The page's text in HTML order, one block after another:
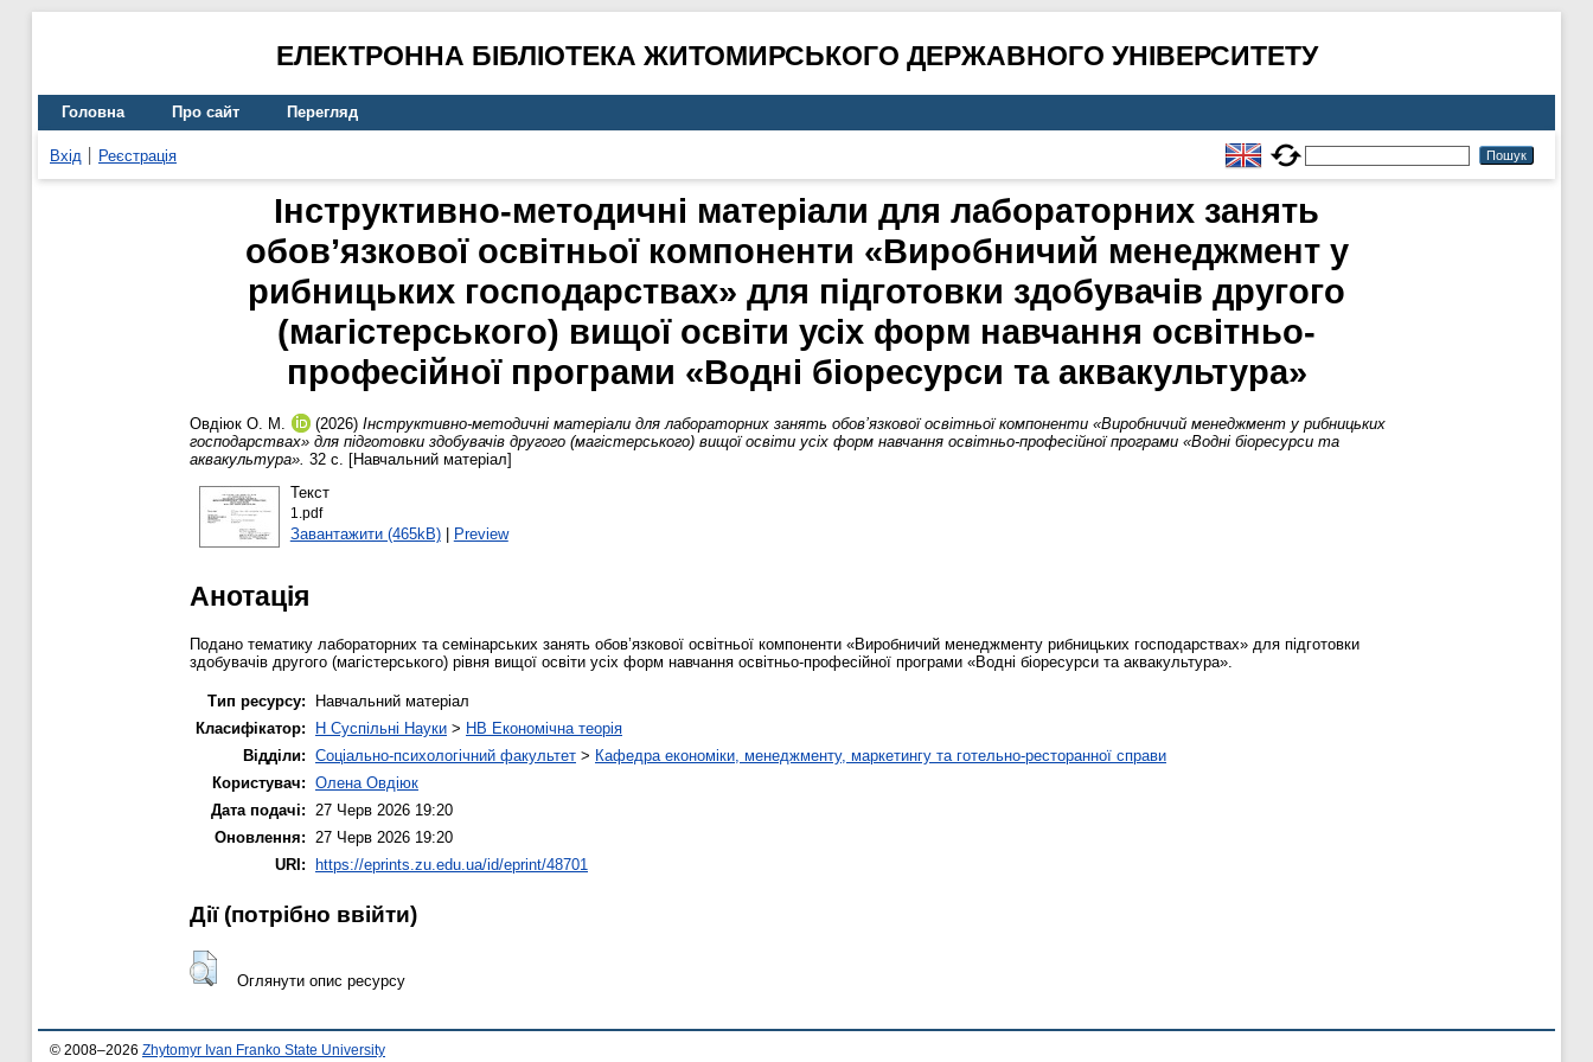
ЕЛЕКТРОННА БІБЛІОТЕКА ЖИТОМИРСЬКОГО ДЕРЖАВНОГО УНІВЕРСИТЕТУ
Головна Про сайт Перегляд
Вхід Реєстрація
Інструктивно-методичні матеріали для лабораторних занять
обов’язкової освітньої компоненти «Виробничий менеджмент у
рибницьких господарствах» для підготовки здобувачів другого
(магістерського) вищої освіти усіх форм навчання освітньо-
професійної програми «Водні біоресурси та аквакультура»
Овдіюк О. М. (2026) Інструктивно-методичні матеріали для лабораторних занять обов’язкової освітньої компоненти «Виробничий менеджмент у рибницьких
господарствах» для підготовки здобувачів другого (магістерського) вищої освіти усіх форм навчання освітньо-професійної програми «Водні біоресурси та
аквакультура». 32 с. [Навчальний матеріал]
Текст
1.pdf
Завантажити (465kB)| Preview
Анотація
Подано тематику лабораторних та семінарських занять обов’язкової освітньої компоненти «Виробничий менеджменту рибницьких господарствах» для підготовки
здобувачів другого (магістерського) рівня вищої освіти усіх форм навчання освітньо-професійної програми «Водні біоресурси та аквакультура».
Тип ресурсу:
Навчальний матеріал
Класифікатор:
H Суспільні Науки > HB Економічна теорія
Відділи: Соціально-психологічний факультет > Кафедра економіки, менеджменту, маркетингу та готельно-ресторанної справи
Користувач: Олена Овдіюк
Дата подачі:
27 Черв 2026 19:20
Оновлення:
27 Черв 2026 19:20
URI: https://eprints.zu.edu.ua/id/eprint/48701
Дії ​​(потрібно ввійти)
Оглянути опис ресурсу
© 2008–2026 Zhytomyr Ivan Franko State University